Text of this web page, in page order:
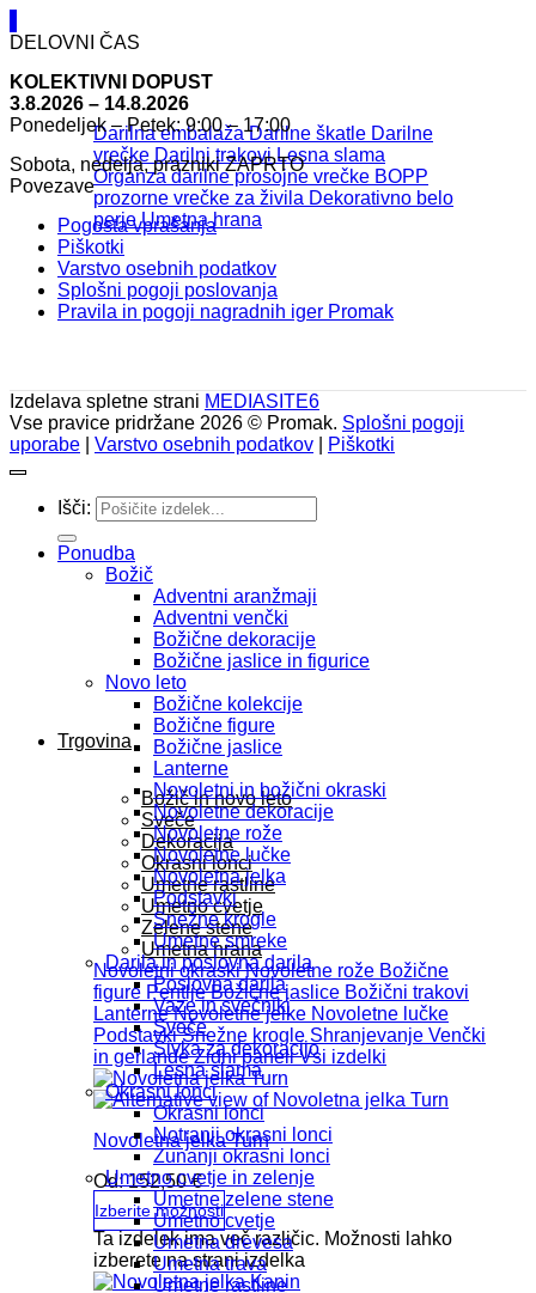
Darilna embalaža Darilne škatle Darilne
vrečke Darilni trakovi Lesna slama
Organza darilne prosojne vrečke BOPP
prozorne vrečke za živila Dekorativno belo
perje Umetna hrana
Trgovina
Božič in novo leto
Sveče
Dekoracija
Okrasni lonci
Umetne rastline
Umetno cvetje
Zelene stene
Umetna hrana
Novoletni okraski Novoletne rože Božične
figure Pentlje Božične jaslice Božični trakovi
Lanterne Novoletne jelke Novoletne lučke
Podstavki Snežne krogle Shranjevanje Venčki
in gerlande Zidni paneli Vsi izdelki
Novoletna jelka Turn
Od:152,50€
Izberite možnosti
Ta izdelek ima več različic. Možnosti lahko
izberete na strani izdelka
DELOVNI ČAS
KOLEKTIVNI DOPUST
3.8.2026 – 14.8.2026
Ponedeljek – Petek: 9:00 – 17:00
Sobota, nedelja, prazniki ZAPRTO
Povezave
Pogosta vprašanja
Piškotki
Varstvo osebnih podatkov
Splošni pogoji poslovanja
Pravila in pogoji nagradnih iger Promak
Izdelava spletne strani MEDIASITE6
Vse pravice pridržane 2026 © Promak. Splošni pogoji
uporabe
Varstvo osebnih podatkov Piškotki
Išči:
Ponudba
Božič
Adventni aranžmaji
Adventni venčki
Božične dekoracije
Božične jaslice in figurice
Novo leto
Božične kolekcije
Božične figure
Božične jaslice
Lanterne
Novoletni in božični okraski
Novoletne dekoracije
Novoletne rože
Novoletne lučke
Novoletna jelka
Podstavki
Snežne krogle
Umetne smreke
Darila in poslovna darila
Poslovna darila
Vaze in svečniki
Sveče
Sivka za dekoracijo
Lesna slama
Okrasni lonci
Okrasni lonci
Notranji okrasni lonci
Zunanji okrasni lonci
Umetno cvetje in zelenje
Umetne zelene stene
Umetno cvetje
Umetna drevesa
Umetna trava
Umetne rastline